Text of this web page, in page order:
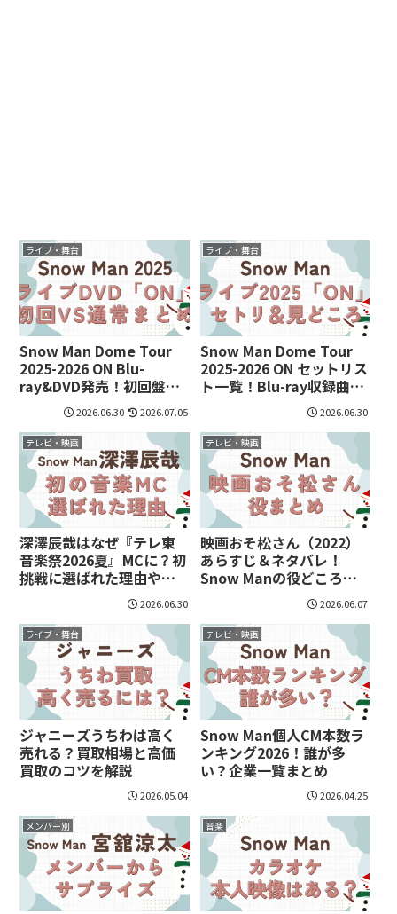
ライブ・舞台
Snow Man Dome Tour
2025-2026 ON Blu-
ray&DVD発売！初回盤と
通常盤の違いや収録内容
2026.06.30 2026.07.05
ライブ・舞台
Snow Man Dome Tour
2025-2026 ON セットリス
ト一覧！Blu-ray収録曲や
2026.06.30
テレビ・映画
深澤辰哉はなぜ『テレ東
音楽祭2026夏』MCに？初
挑戦に選ばれた理由や見
2026.06.30
テレビ・映画
映画おそ松さん（2022）
あらすじ＆ネタバレ！
Snow Manの役どころも
2026.06.07
ライブ・舞台
ジャニーズうちわは高く
売れる？買取相場と高価
買取のコツを解説
2026.05.04
テレビ・映画
Snow Man個人CM本数ラ
ンキング2026！誰が多
い？企業一覧まとめ
2026.04.25
メンバー別 音楽